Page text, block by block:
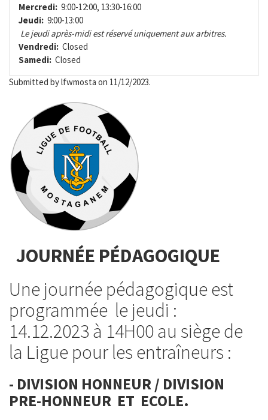
Mercredi: 9:00-12:00, 13:30-16:00
Jeudi: 9:00-13:00
Le jeudi après-midi est réservé uniquement aux arbitres.
Vendredi: Closed
Samedi: Closed
Submitted bylfwmosta on 11/12/2023.
JOURNÉE PÉDAGOGIQUE
Une journée pédagogique est
programmée le jeudi :
14.12.2023 à 14H00 au siège de
la Ligue pour les entraîneurs :
- DIVISION HONNEUR / DIVISION
PRE-HONNEUR ET ECOLE.